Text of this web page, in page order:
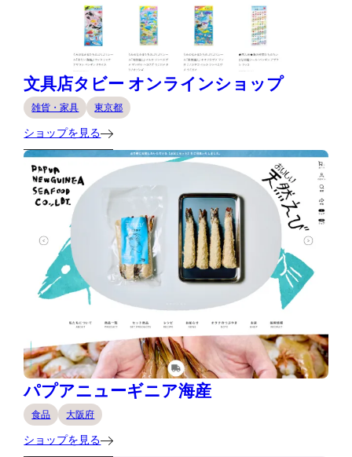
文具店タビー オンラインショップ
雑貨・家具 東京都
ショップを見る
パプアニューギニア海産
食品 大阪府
ショップを見る